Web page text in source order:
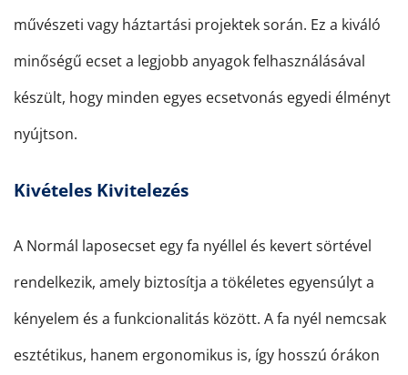
művészeti vagy háztartási projektek során. Ez a kiváló
minőségű ecset a legjobb anyagok felhasználásával
készült, hogy minden egyes ecsetvonás egyedi élményt
nyújtson.
Kivételes Kivitelezés
A Normál laposecset egy fa nyéllel és kevert sörtével
rendelkezik, amely biztosítja a tökéletes egyensúlyt a
kényelem és a funkcionalitás között. A fa nyél nemcsak
esztétikus, hanem ergonomikus is, így hosszú órákon